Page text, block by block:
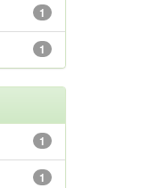
1
1
1
1